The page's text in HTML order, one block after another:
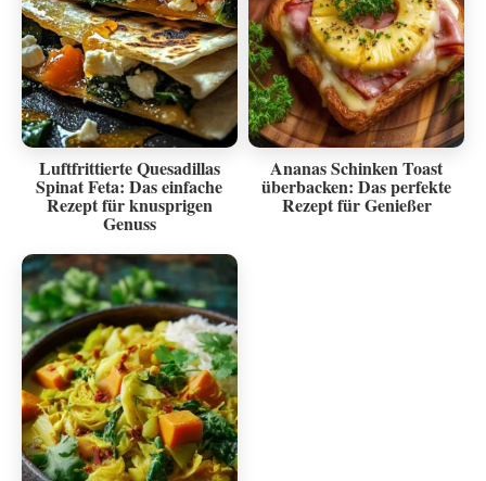
Luftfrittierte Quesadillas
Spinat Feta: Das einfache
Rezept für knusprigen
Genuss
Ananas Schinken Toast
überbacken: Das perfekte
Rezept für Genießer